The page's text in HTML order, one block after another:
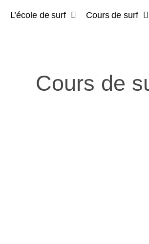
L’école de surf Cours de surf
Cours de